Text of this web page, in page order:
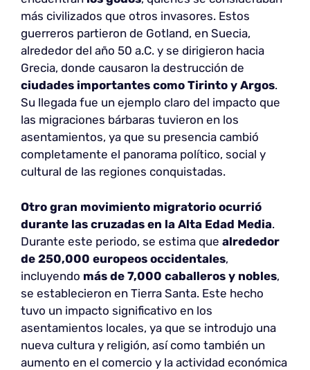
más civilizados que otros invasores. Estos
guerreros partieron de Gotland, en Suecia,
alrededor del año 50 a.C. y se dirigieron hacia
Grecia, donde causaron la destrucción de
ciudades importantes como Tirinto y Argos.
Su llegada fue un ejemplo claro del impacto que
las migraciones bárbaras tuvieron en los
asentamientos, ya que su presencia cambió
completamente el panorama político, social y
cultural de las regiones conquistadas.
Otro gran movimiento migratorio ocurrió
durante las cruzadas en la Alta Edad Media.
Durante este periodo, se estima que alrededor
de 250,000 europeos occidentales,
incluyendo más de 7,000 caballeros y nobles,
se establecieron en Tierra Santa. Este hecho
tuvo un impacto significativo en los
asentamientos locales, ya que se introdujo una
nueva cultura y religión, así como también un
aumento en el comercio y la actividad económica